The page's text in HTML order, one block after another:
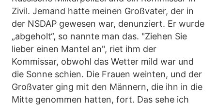
Zivil. Jemand hatte meinen Großvater, der in
der NSDAP gewesen war, denunziert. Er wurde
„abgeholt“, so nannte man das. "Ziehen Sie
lieber einen Mantel an", riet ihm der
Kommissar, obwohl das Wetter mild war und
die Sonne schien. Die Frauen weinten, und der
Großvater ging mit den Männern, die ihn in die
Mitte genommen hatten, fort. Das sehe ich